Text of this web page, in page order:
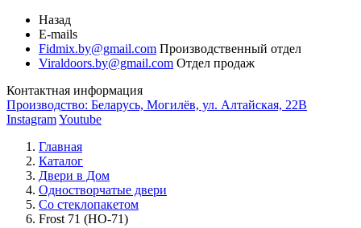
Назад
E-mails
Fidmix.by@gmail.com Производственный отдел
Viraldoors.by@gmail.com Отдел продаж
Контактная информация
Производство: Беларусь, Могилёв, ул. Алтайская, 22В
InstagramYoutube
Главная
Каталог
Двери в Дом
Одностворчатые двери
Со стеклопакетом
Frost 71 (НО-71)